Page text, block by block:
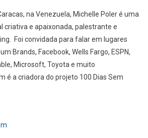
na Venezuela, Michelle Poler é uma
criativa e apaixonada, palestrante e
Foi convidada para falar em lugares
Brands, Facebook, Wells Fargo, ESPN,
Microsoft, Toyota e muito
é a criadora do projeto 100 Dias Sem